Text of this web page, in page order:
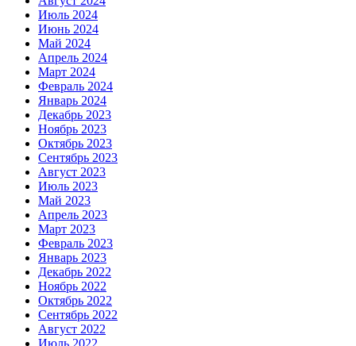
Июль 2024
Июнь 2024
Май 2024
Апрель 2024
Март 2024
Февраль 2024
Январь 2024
Декабрь 2023
Ноябрь 2023
Октябрь 2023
Сентябрь 2023
Август 2023
Июль 2023
Май 2023
Апрель 2023
Март 2023
Февраль 2023
Январь 2023
Декабрь 2022
Ноябрь 2022
Октябрь 2022
Сентябрь 2022
Август 2022
Июль 2022